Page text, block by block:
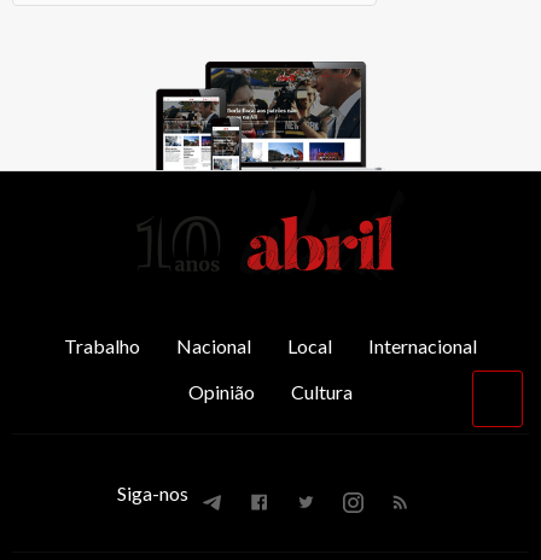
Trabalho Nacional Local
Internacional
Opinião
Cultura
Siga-nos